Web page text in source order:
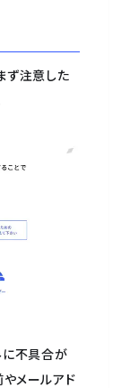
ず注意した
不具合が
メールアド